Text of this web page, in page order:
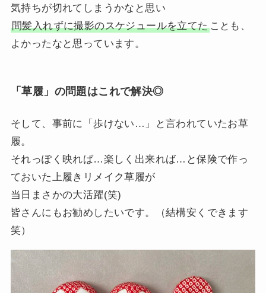
気持ちが切れてしまうかなと思い
間髪入れずに撮影のスケジュールを立てたことも、
よかったなと思っています。
「草履」の問題はこれで解決◎
そして、事前に「歩けない…」と言われていたお草
履。
それっぽく映れば…楽しく出来れば…と保険で作っ
ておいた上履きリメイク草履が
当日まさかの大活躍(笑)
皆さんにもお勧めしたいです。（結構安くできます
笑）